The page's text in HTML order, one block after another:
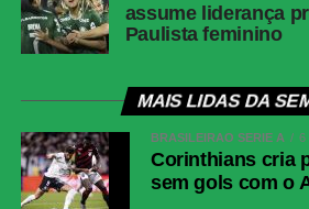
assume liderança
Paulista feminino
MAIS LIDAS DA
BRASILEIRÃO SÉRIE A 6
Corinthians cria
sem gols com o